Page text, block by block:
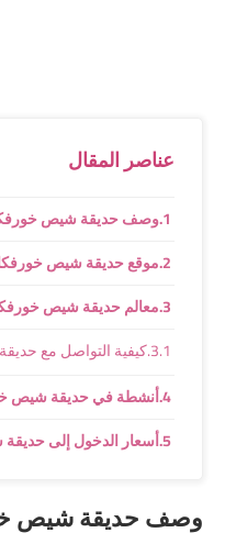
عناصر المقال
وصف حديقة شيص
موقع حديقة شيص
معالم حديقة شيص
كيفية التواصل مع
أنشطة في حديقة شيص
أسعار الدخول إلى
وصف حديقة شيص